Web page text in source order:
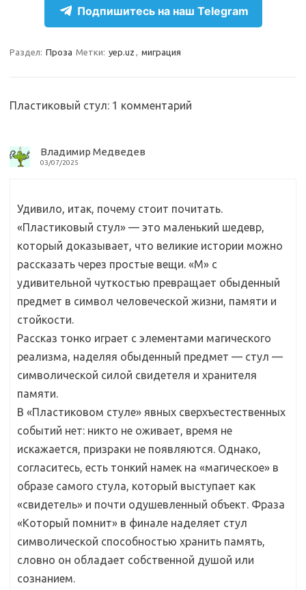
gr
a
n
o
kl
sn
e
b
o
k
п
р
а
и
Подпишитесь на наш Telegram
Раздел: Проза Метки: yep.uz , миграция
Пластиковый стул: 1 комментарий
Владимир Медведев
03/07/2025
Удивило, итак, почему стоит почитать.
«Пластиковый стул» — это маленький шедевр,
который доказывает, что великие истории можно
рассказать через простые вещи. «М» с
удивительной чуткостью превращает обыденный
предмет в символ человеческой жизни, памяти и
стойкости.
Рассказ тонко играет с элементами магического
реализма, наделяя обыденный предмет — стул —
символической силой свидетеля и хранителя
памяти.
В «Пластиковом стуле» явных сверхъестественных
событий нет: никто не оживает, время не
искажается, призраки не появляются. Однако,
согласитесь, есть тонкий намек на «магическое» в
образе самого стула, который выступает как
«свидетель» и почти одушевленный объект. Фраза
«Который помнит» в финале наделяет стул
символической способностью хранить память,
словно он обладает собственной душой или
сознанием.